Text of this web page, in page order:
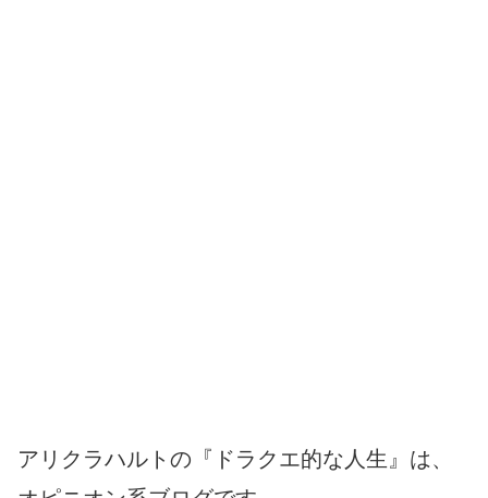
アリクラハルトの『ドラクエ的な人生』は、